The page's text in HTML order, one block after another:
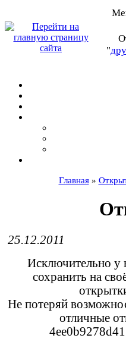
"
Главная»
25.12.2011
Исключительно у
сохранить на
Не потеряй
отличные